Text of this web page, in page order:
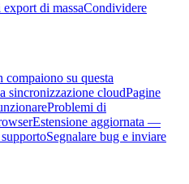
di massaCondividere
compaiono su questa
sincronizzazione cloudPagine
Problemi di
Estensione aggiornata —
Segnalare bug e inviare